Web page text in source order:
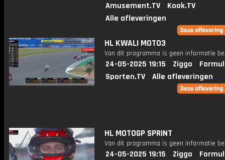
Amusement.TV
Kook.TV
Alle afleveringen
HL KWALI MOTO3
Van dit programma is geen informatie
24-05-2025 19:15 Ziggo
Sporten.TV
Alle afleveringen
HL MOTOGP SPRINT
Van dit programma is geen informatie
24-05-2025 19:15 Ziggo